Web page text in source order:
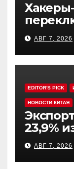
АВГ 7, 2026
EDITOR'S PICK
НОВОСТИ КИТАЯ
23,9%
АВГ 7, 2026